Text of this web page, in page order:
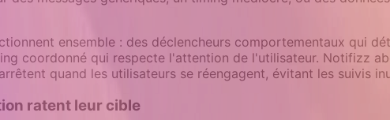
ensemble : des déclencheurs comportementaux qui
coordonné qui respecte l'attention de l'utilisateur. Notifizz
quand les utilisateurs se réengagent, évitant les suivis
ratent leur cible